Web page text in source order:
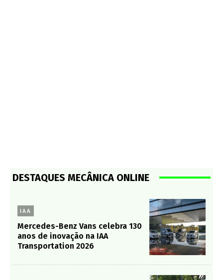
DESTAQUES MECÂNICA ONLINE
IAA
Mercedes-Benz Vans celebra 130
anos de inovação na IAA
Transportation 2026